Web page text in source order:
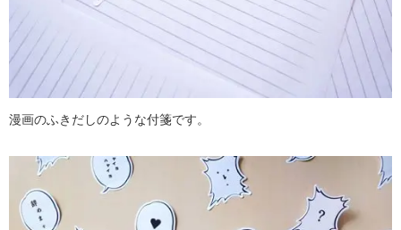
漫画のふきだしのような付箋です。